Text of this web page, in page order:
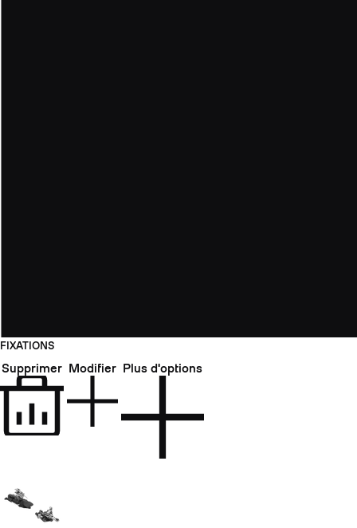
FIXATIONS
Supprimer Modifier Plus d'options